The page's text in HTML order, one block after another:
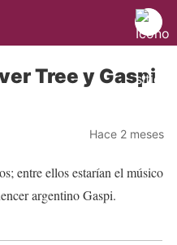
Tree y Gaspi
Hace 2 meses